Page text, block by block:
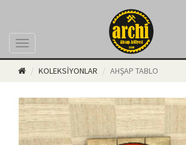
Menü
KOLEKSİYONLAR AHŞAP TABLO